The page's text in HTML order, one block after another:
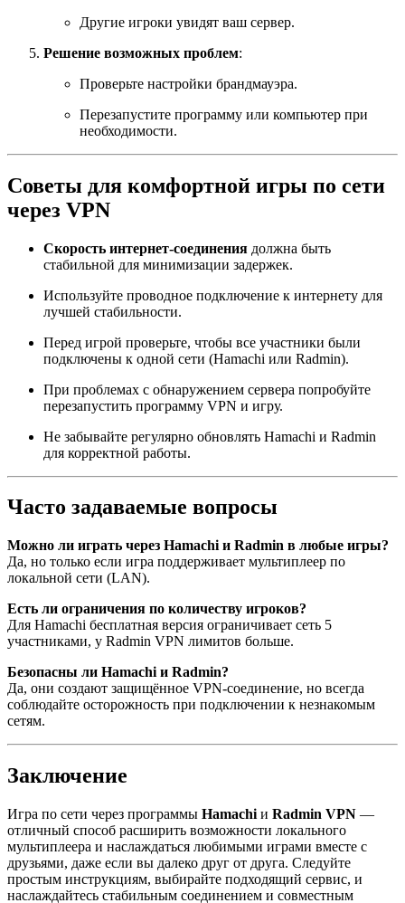
Другие игроки увидят ваш сервер.
Решение возможных проблем:
Проверьте настройки брандмауэра.
Перезапустите программу или компьютер при
необходимости.
Советы для комфортной игры по сети
через VPN
Скорость интернет-соединения должна быть
стабильной для минимизации задержек.
Используйте проводное подключение к интернету для
лучшей стабильности.
Перед игрой проверьте, чтобы все участники были
подключены к одной сети (Hamachi или Radmin).
При проблемах с обнаружением сервера попробуйте
перезапустить программу VPN и игру.
Не забывайте регулярно обновлять Hamachi и Radmin
для корректной работы.
Часто задаваемые вопросы
Можно ли играть через Hamachi и Radmin в любые игры?
Да, но только если игра поддерживает мультиплеер по
локальной сети (LAN).
Есть ли ограничения по количеству игроков?
Для Hamachi бесплатная версия ограничивает сеть 5
участниками, у Radmin VPN лимитов больше.
Безопасны ли Hamachi и Radmin?
Да, они создают защищённое VPN-соединение, но всегда
соблюдайте осторожность при подключении к незнакомым
сетям.
Заключение
Игра по сети через программы Hamachi и Radmin VPN —
отличный способ расширить возможности локального
мультиплеера и наслаждаться любимыми играми вместе с
друзьями, даже если вы далеко друг от друга. Следуйте
простым инструкциям, выбирайте подходящий сервис, и
наслаждайтесь стабильным соединением и совместным